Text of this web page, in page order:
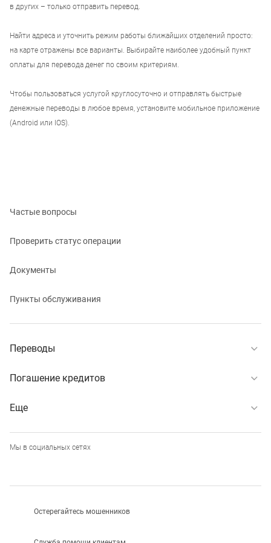
в других – только отправить перевод.
Найти адреса и уточнить режим работы ближайших отделений просто:
на карте отражены все варианты. Выбирайте наиболее удобный пункт
оплаты для перевода денег по своим критериям.
Чтобы пользоваться услугой круглосуточно и отправлять быстрые
денежные переводы в любое время, установите мобильное приложение
(Android или IOS).
Частые вопросы
Проверить статус операции
Документы
Пункты обслуживания
Переводы
Погашение кредитов
Еще
Мы в социальных сетях
Остерегайтесь мошенников